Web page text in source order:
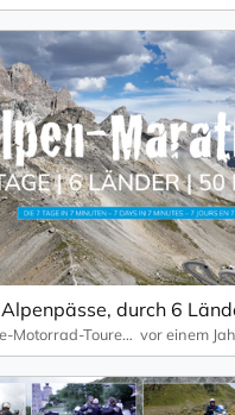
Alpenpässe-Motorrad-Touren: Alpen-Marathon, die TV-Reportagen vor einem